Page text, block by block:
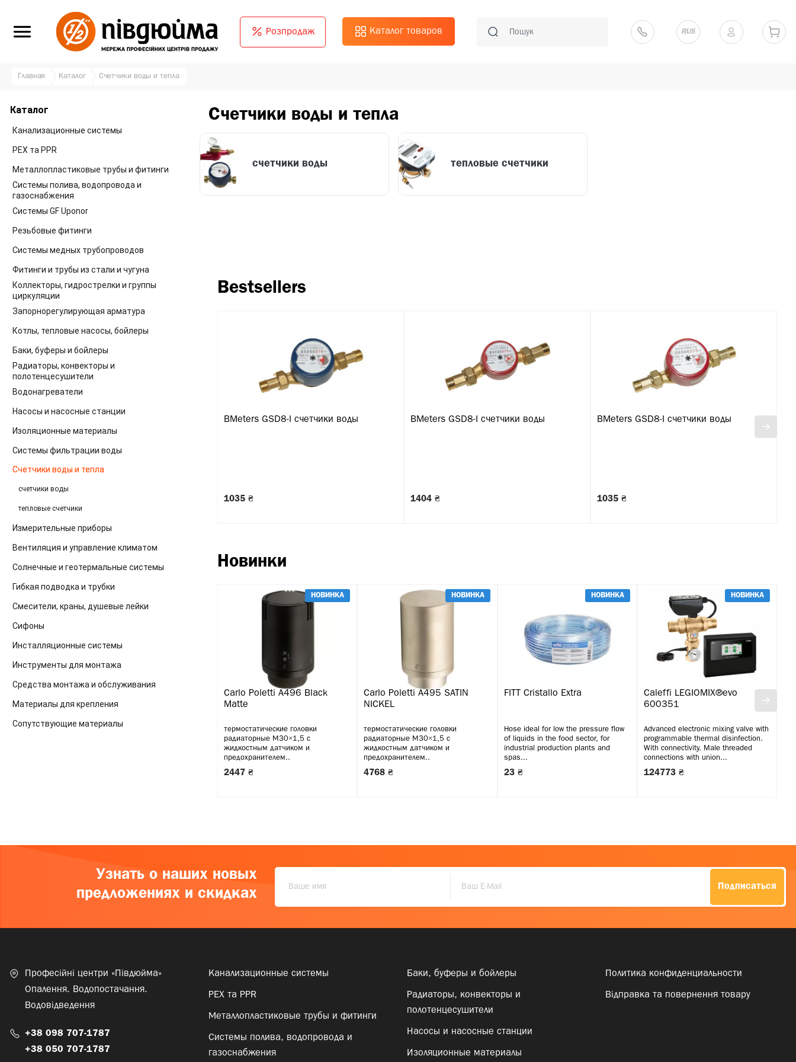
Розпродаж Каталог товаров RUS
Главная Каталог Счетчики воды и тепла
Каталог
Канализационные системы
PEX та PPR
Металлопластиковые трубы и фитинги
Системы полива, водопровода и
газоснабжения
Системы GF Uponor
Резьбовые фитинги
Системы медных трубопроводов
Фитинги и трубы из стали и чугуна
Коллекторы, гидрострелки и группы
циркуляции
Запорнорегулирующая арматура
Котлы, тепловые насосы, бойлеры
Баки, буферы и бойлеры
Радиаторы, конвекторы и
полотенцесушители
Водонагреватели
Насосы и насосные станции
Изоляционные материалы
Системы фильтрации воды
Счетчики воды и тепла
счетчики воды
тепловые счетчики
Измерительные приборы
Вентиляция и управление климатом
Солнечные и геотермальные системы
Гибкая подводка и трубки
Смесители, краны, душевые лейки
Сифоны
Инсталляционные системы
Инструменты для монтажа
Средства монтажа и обслуживания
Материалы для крепления
Сопутствующие материалы
Счетчики воды и тепла
счетчики воды тепловые счетчики
Bestsellers
BMeters GSD8-I счетчики воды
1035 ₴
BMeters GSD8-I счетчики воды
1404 ₴
BMeters GSD8-I счетчики воды
1035 ₴
Новинки
НОВИНКА
Carlo Poletti A496 Black
Matte
термостатические головки
радиаторные М30×1,5 с
жидкостным датчиком и
предохранителем..
2447 ₴
НОВИНКА
Carlo Poletti A495 SATIN
NICKEL
термостатические головки
радиаторные М30×1,5 с
жидкостным датчиком и
предохранителем..
4768 ₴
НОВИНКА
FITT Cristallo Extra
Hose ideal for low the pressure flow
of liquids in the food sector, for
industrial production plants and
spas...
23 ₴
НОВИНКА
Caleffi LEGIOMIX®evo
600351
Advanced electronic mixing valve with
programmable thermal disinfection.
With connectivity. Male threaded
connections with union...
124773 ₴
Узнать о наших новых
предложениях и скидках
Подписаться
Професійні центри «Півдюйма»
Опалення. Водопостачання.
Водовідведення
+38 098 707-1787
+38 050 707-1787
Канализационные системы
PEX та PPR
Металлопластиковые трубы и фитинги
Системы полива, водопровода и
газоснабжения
Баки, буферы и бойлеры
Радиаторы, конвекторы и
полотенцесушители
Насосы и насосные станции
Изоляционные материалы
Политика конфиденциальности
Відправка та повернення товару